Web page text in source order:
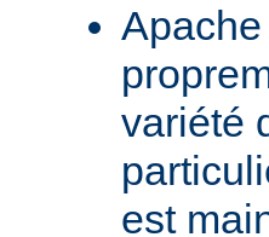
variété
est